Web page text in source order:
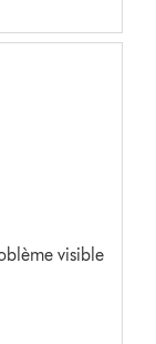
visible